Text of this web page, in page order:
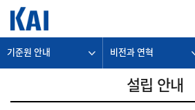
기준원 안내 비전과 연혁
설립 안내